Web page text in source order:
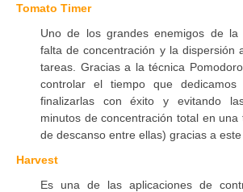
Tomato Timer
Uno de los grandes enemigos de la
falta de concentración y la dispersión
tareas. Gracias a la técnica
controlar el tiempo que
finalizarlas con éxito y evitando
minutos de concentración total en
de descanso entre ellas) gracias a este
Harvest
Es una de las aplicaciones de